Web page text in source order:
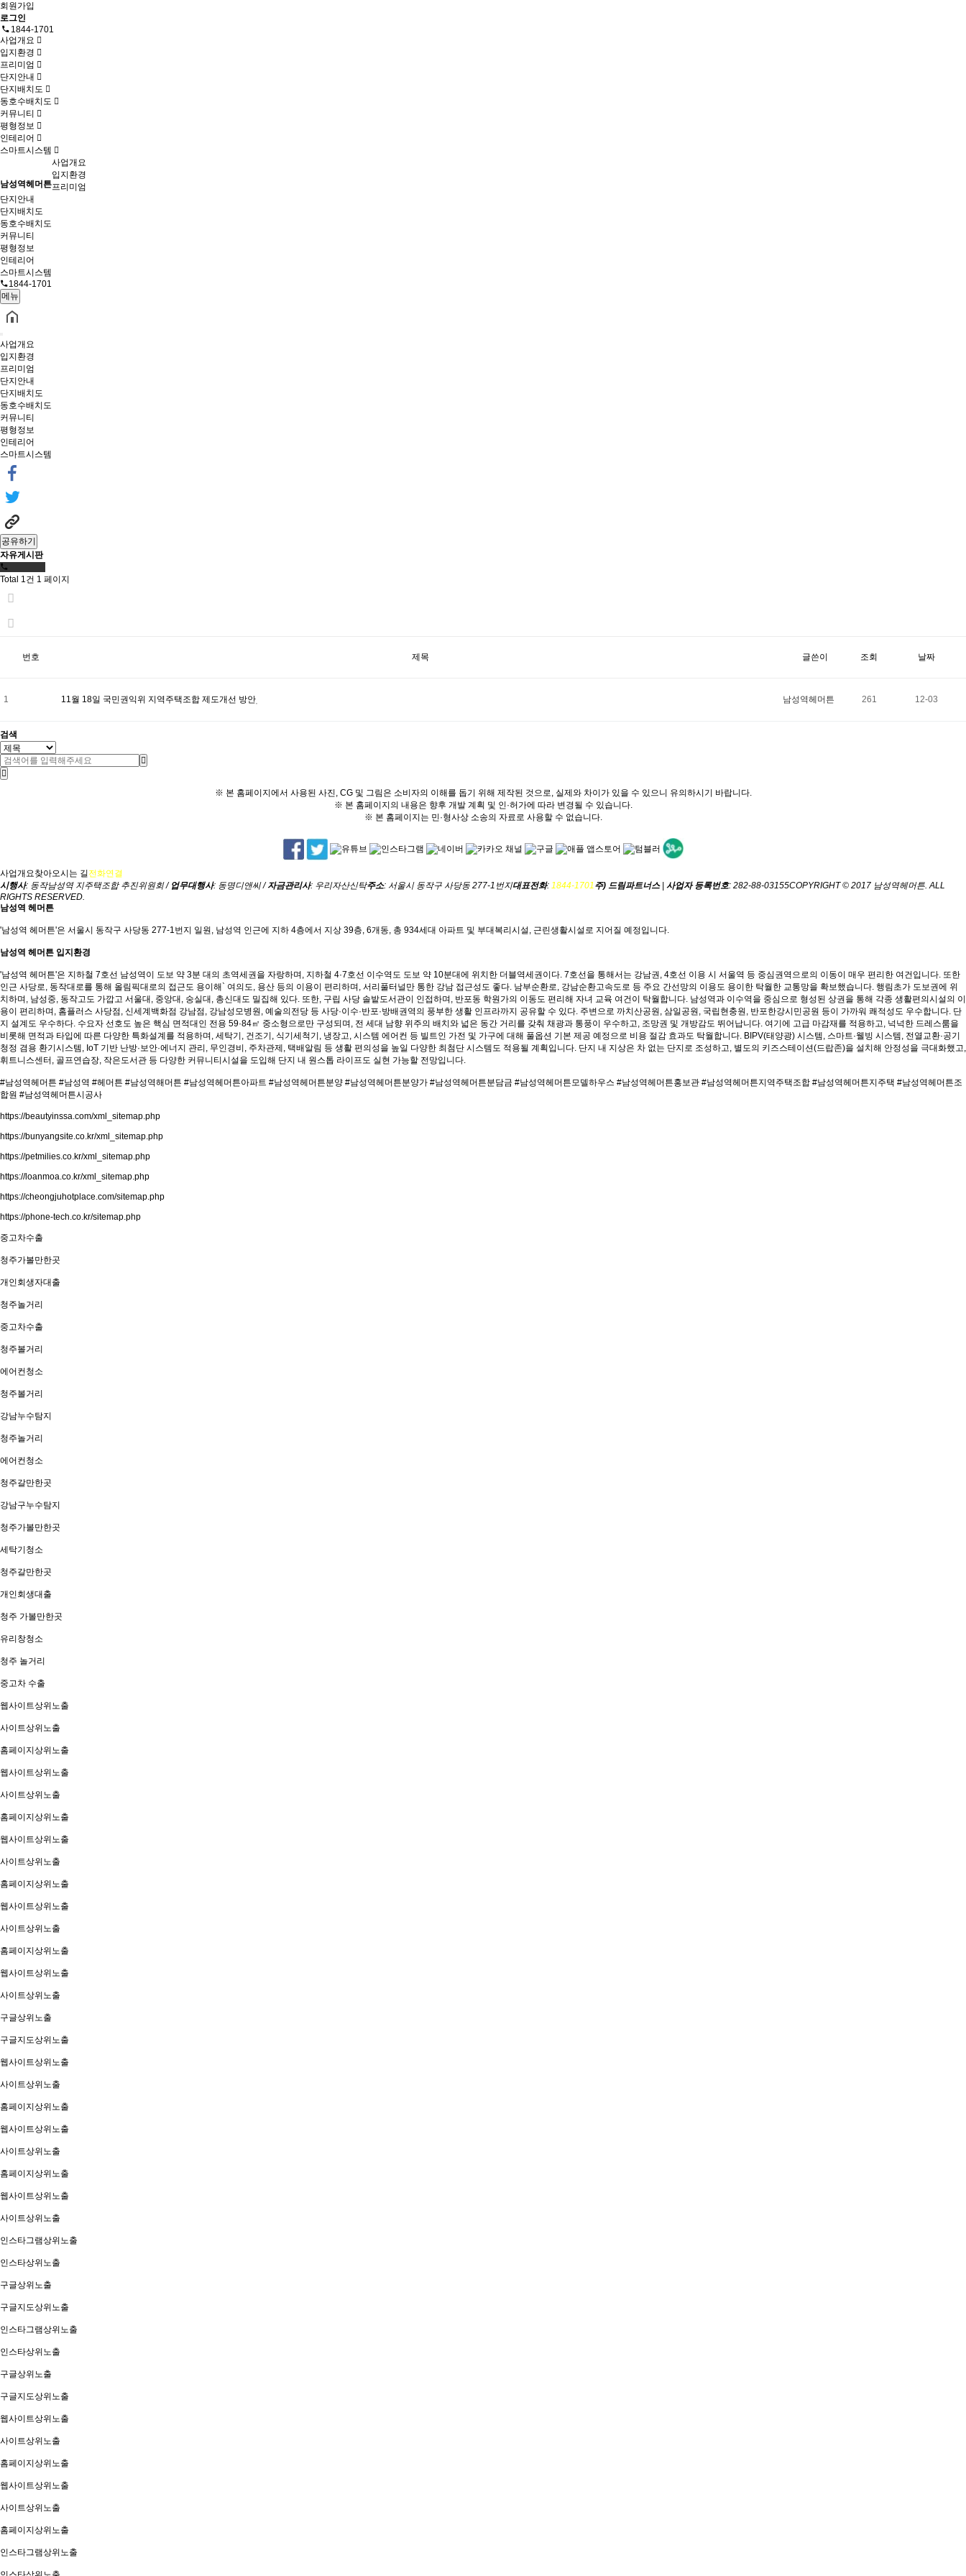
회원가입
로그인
1844-1701
사업개요
입지환경
프리미엄
단지안내
단지배치도
동호수배치도
커뮤니티
평형정보
인테리어
스마트시스템
남성역헤머튼
사업개요
입지환경
프리미엄
단지안내
단지배치도
동호수배치도
커뮤니티
평형정보
인테리어
스마트시스템
1844-1701
메뉴
사업개요
입지환경
프리미엄
단지안내
단지배치도
동호수배치도
커뮤니티
평형정보
인테리어
스마트시스템
공유하기
자유게시판
Total 1건 1 페이지
번호 제목 글쓴이 조회 날짜
1 11월 18일 국민권익위 지역주택조합 제도개선 방안 남성역헤머튼 261 12-03
검색
※ 본 홈페이지에서 사용된 사진, CG 및 그림은 소비자의 이해를 돕기 위해 제작된 것으로, 실제와 차이가 있을 수 있으니 유의하시기 바랍니다.
※ 본 홈페이지의 내용은 향후 개발 계획 및 인·허가에 따라 변경될 수 있습니다.
※ 본 홈페이지는 민·형사상 소송의 자료로 사용할 수 없습니다.
사업개요찾아오시는 길 전화연결
시행사: 동작남성역 지주택조합 추진위원회 / 업무대행사: 동명디앤씨 /자금관리사: 우리자산신탁주소: 서울시 동작구 사당동 277-1번지대표전화: 1844-1701주) 드림파트너스| 사업자 등록번호: 282-88-03155COPYRIGHT © 2017 남성역헤머튼. ALL
RIGHTS RESERVED.
남성역 헤머튼
'남성역 헤머튼'은 서울시 동작구 사당동 277-1번지 일원, 남성역 인근에 지하 4층에서 지상 39층, 6개동, 총 934세대 아파트 및 부대복리시설, 근린생활시설로 지어질 예정입니다.
남성역 헤머튼 입지환경
'남성역 헤머튼'은 지하철 7호선 남성역이 도보 약 3분 대의 초역세권을 자랑하며, 지하철 4·7호선 이수역도 도보 약 10분대에 위치한 더블역세권이다. 7호선을 통해서는 강남권, 4호선 이용 시 서울역 등 중심권역으로의 이동이 매우 편리한 여건입니다. 또한
인근 사당로, 동작대로를 통해 올림픽대로의 접근도 용이해` 여의도, 용산 등의 이용이 편리하며, 서리풀터널만 통한 강남 접근성도 좋다. 남부순환로, 강남순환고속도로 등 주요 간선망의 이용도 용이한 탁월한 교통망을 확보했습니다. 행림초가 도보권에 위
치하며, 남성중, 동작고도 가깝고 서울대, 중앙대, 숭실대, 총신대도 밀집해 있다. 또한, 구립 사당 솔밭도서관이 인접하며, 반포동 학원가의 이동도 편리해 자녀 교육 여건이 탁월합니다. 남성역과 이수역을 중심으로 형성된 상권을 통해 각종 생활편의시설의 이
용이 편리하며, 홈플러스 사당점, 신세계백화점 강남점, 강남성모병원, 예술의전당 등 사당·이수·반포·방배권역의 풍부한 생활 인프라까지 공유할 수 있다. 주변으로 까치산공원, 삼일공원, 국립현충원, 반포한강시민공원 등이 가까워 쾌적성도 우수합니다. 단
지 설계도 우수하다. 수요자 선호도 높은 핵심 면적대인 전용 59·84㎡ 중소형으로만 구성되며, 전 세대 남향 위주의 배치와 넓은 동간 거리를 갖춰 채광과 통풍이 우수하고, 조망권 및 개방감도 뛰어납니다. 여기에 고급 마감재를 적용하고, 넉넉한 드레스룸을
비롯해 면적과 타입에 따른 다양한 특화설계를 적용하며, 세탁기, 건조기, 식기세척기, 냉장고, 시스템 에어컨 등 빌트인 가전 및 가구에 대해 풀옵션 기본 제공 예정으로 비용 절감 효과도 탁월합니다. BIPV(태양광) 시스템, 스마트·웰빙 시스템, 전열교환·공기
청정 겸용 환기시스템, IoT 기반 난방·보안·에너지 관리, 무인경비, 주차관제, 택배알림 등 생활 편의성을 높일 다양한 최첨단 시스템도 적용될 계획입니다. 단지 내 지상은 차 없는 단지로 조성하고, 별도의 키즈스테이션(드랍존)을 설치해 안정성을 극대화했고,
휘트니스센터, 골프연습장, 작은도서관 등 다양한 커뮤니티시설을 도입해 단지 내 원스톱 라이프도 실현 가능할 전망입니다.
#남성역헤머튼 #남성역 #헤머튼 #남성역해머튼 #남성역헤머튼아파트 #남성역헤머튼분양 #남성역헤머튼분양가 #남성역헤머튼분담금 #남성역헤머튼모델하우스 #남성역헤머튼홍보관 #남성역헤머튼지역주택조합 #남성역헤머튼지주택 #남성역헤머튼조
합원 #남성역헤머튼시공사
https://beautyinssa.com/xml_sitemap.php
https://bunyangsite.co.kr/xml_sitemap.php
https://petmilies.co.kr/xml_sitemap.php
https://loanmoa.co.kr/xml_sitemap.php
https://cheongjuhotplace.com/sitemap.php
https://phone-tech.co.kr/sitemap.php
중고차수출
청주가볼만한곳
개인회생자대출
청주놀거리
중고차수출
청주볼거리
에어컨청소
청주볼거리
강남누수탐지
청주놀거리
에어컨청소
청주갈만한곳
강남구누수탐지
청주가볼만한곳
세탁기청소
청주갈만한곳
개인회생대출
청주 가볼만한곳
유리창청소
청주 놀거리
중고차 수출
웹사이트상위노출
사이트상위노출
홈페이지상위노출
웹사이트상위노출
사이트상위노출
홈페이지상위노출
웹사이트상위노출
사이트상위노출
홈페이지상위노출
웹사이트상위노출
사이트상위노출
홈페이지상위노출
웹사이트상위노출
사이트상위노출
구글상위노출
구글지도상위노출
웹사이트상위노출
사이트상위노출
홈페이지상위노출
웹사이트상위노출
사이트상위노출
홈페이지상위노출
웹사이트상위노출
사이트상위노출
인스타그램상위노출
인스타상위노출
구글상위노출
구글지도상위노출
인스타그램상위노출
인스타상위노출
구글상위노출
구글지도상위노출
웹사이트상위노출
사이트상위노출
홈페이지상위노출
웹사이트상위노출
사이트상위노출
홈페이지상위노출
인스타그램상위노출